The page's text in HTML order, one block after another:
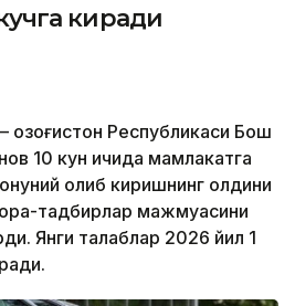
киради
Республикаси Бош
10 кун ичида мамлакатга
олиб киришнинг олдини
тадбирлар мажмуасини
Янги талаблар 2026 йил 1